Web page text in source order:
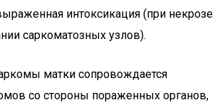
интоксикация (при некрозе
саркоматозных узлов).
матки сопровождается
со стороны пораженных органов,